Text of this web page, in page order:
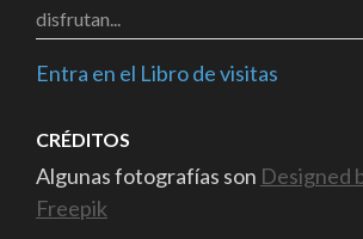
disfrutan...
Entra en el Libro de visitas
CRÉDITOS
Algunas fotografías son Designed
Freepik